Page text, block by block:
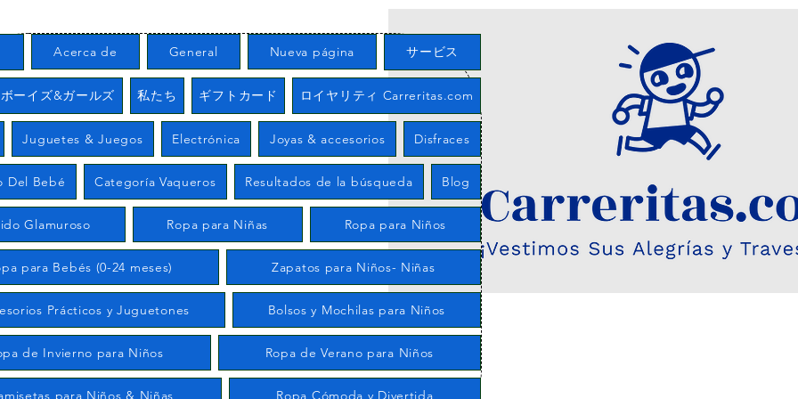
Acerca de General Nueva página サービス
ーイズ&ガールズ 私たち ギフトカード ロイヤリティ Carreritas.com
Juguetes & Juegos Electrónica Joyas & accesorios Disfraces
Del Bebé Categoría Vaqueros Resultados de la búsqueda Blog
Glamuroso Ropa para Niñas Ropa para Niños
para Bebés (0-24 meses) Zapatos para Niños- Niñas
Prácticos y Juguetones Bolsos y Mochilas para Niños
de Invierno para Niños Ropa de Verano para Niños
para Niños & Niñas Ropa Cómoda y Divertida